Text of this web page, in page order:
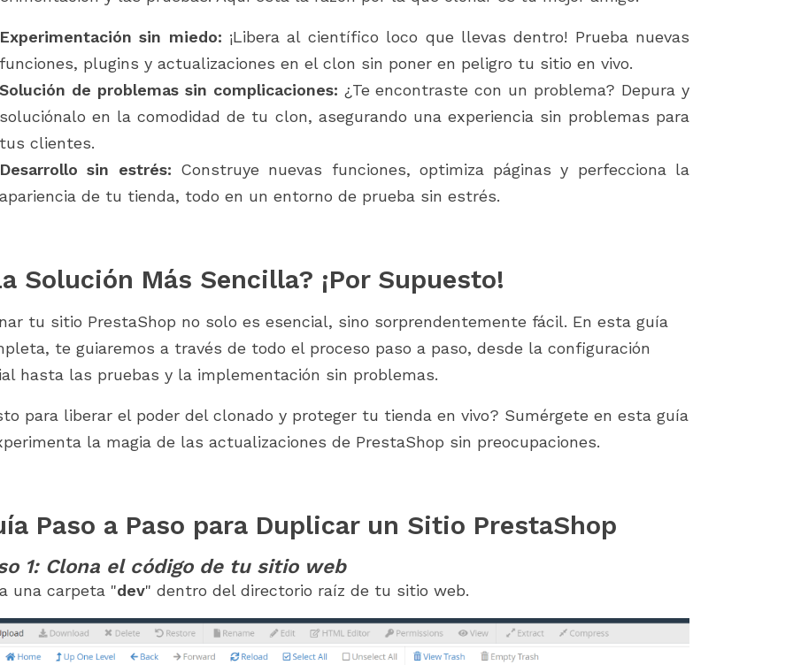
Experimentación sin miedo: ¡Libera al científico loco que llevas dentro! Prueba nuevas
funciones, plugins y actualizaciones en el clon sin poner en peligro tu sitio en vivo.
Solución de problemas sin complicaciones: ¿Te encontraste con un problema? Depura y
soluciónalo en la comodidad de tu clon, asegurando una experiencia sin problemas para
tus clientes.
Desarrollo sin estrés: Construye nuevas funciones, optimiza páginas y perfecciona la
apariencia de tu tienda, todo en un entorno de prueba sin estrés.
Solución Más Sencilla? ¡Por Supuesto!
tu sitio PrestaShop no solo es esencial, sino sorprendentemente fácil. En esta guía
te guiaremos a través de todo el proceso paso a paso, desde la configuración
hasta las pruebas y la implementación sin problemas.
para liberar el poder del clonado y proteger tu tienda en vivo? Sumérgete en esta guía
la magia de las actualizaciones de PrestaShop sin preocupaciones.
Paso a Paso para Duplicar un Sitio PrestaShop
1: Clona el código de tu sitio web
una carpeta "dev" dentro del directorio raíz de tu sitio web.